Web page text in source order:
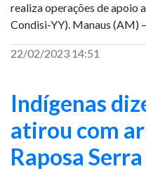
realiza operações de apoio
Condisi-YY). Manaus (AM)
22/02/2023 14:51
Indígenas
atirou com
Raposa